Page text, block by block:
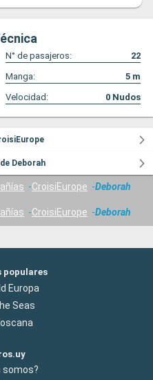
N° de pasajeros:
22
Manga: 5 m
Velocidad: 0 Nudos
Deborah
CroisiEurope Deborah
CroisiEurope Deborah
populares
Europa
Seas
somos?